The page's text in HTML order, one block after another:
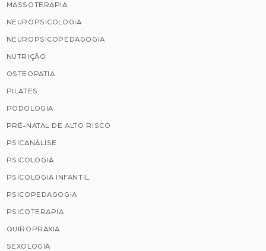
MASSOTERAPIA
NEUROPSICOLOGIA
NEUROPSICOPEDAGOGIA
NUTRIÇÃO
OSTEOPATIA
PILATES
PODOLOGIA
PRÉ-NATAL DE ALTO RISCO
PSICANÁLISE
PSICOLOGIA
PSICOLOGIA INFANTIL
PSICOPEDAGOGIA
PSICOTERAPIA
QUIROPRAXIA
SEXOLOGIA